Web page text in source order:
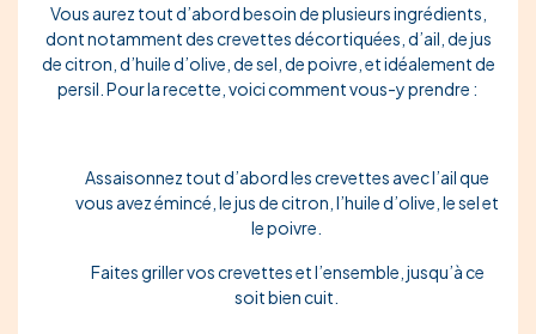
Vous aurez tout d’abord besoin de plusieurs ingrédients,
dont notamment descrevettes décortiquées d’ail , dejus
de citron , d’huile d’olive , desel , depoivre , et idéalement de
persil . Pour la recette, voici comment vous-y prendre :
Assaisonnez tout d’abord les crevettes avec l’ail que
vous avez émincé, le jus de citron, l’huile d’olive, le sel et
le poivre.
Faites grillervos crevettes et l’ensemble, jusqu’à ce
soit bien cuit.